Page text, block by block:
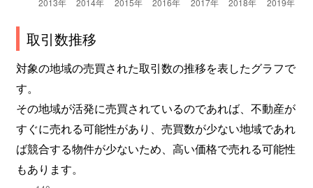
取引数推移
対象の地域の売買された取引数の推移を表したグラフで
す。
その地域が活発に売買されているのであれば、不動産が
すぐに売れる可能性があり、売買数が少ない地域であれ
ば競合する物件が少ないため、高い価格で売れる可能性
もあります。